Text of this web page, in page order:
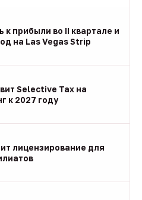
к прибыли во II квартале и
на Las Vegas Strip
Selective Tax на
к 2027 году
лицензирование для